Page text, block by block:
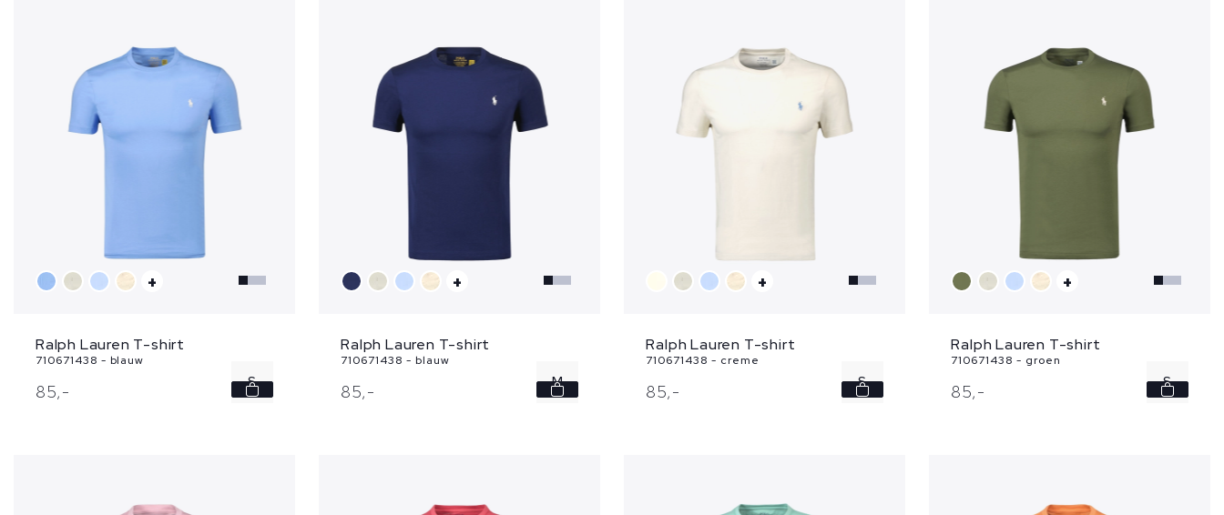
+
Ralph Lauren T-shirt
710671438 - blauw
85,- S
+
Ralph Lauren T-shirt
710671438 - blauw
85,- M
+
Ralph Lauren T-shirt
710671438 - creme
85,- S
+
Ralph Lauren T-shirt
710671438 - groen
85,- S